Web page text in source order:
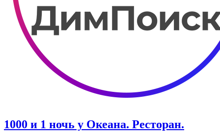
1000 и 1 ночь у Океана. Ресторан.